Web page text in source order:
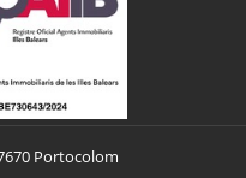
Portocolom